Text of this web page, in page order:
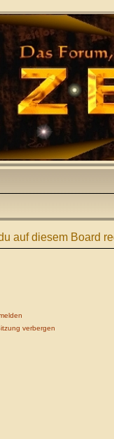
auf diesem Board
verbergen